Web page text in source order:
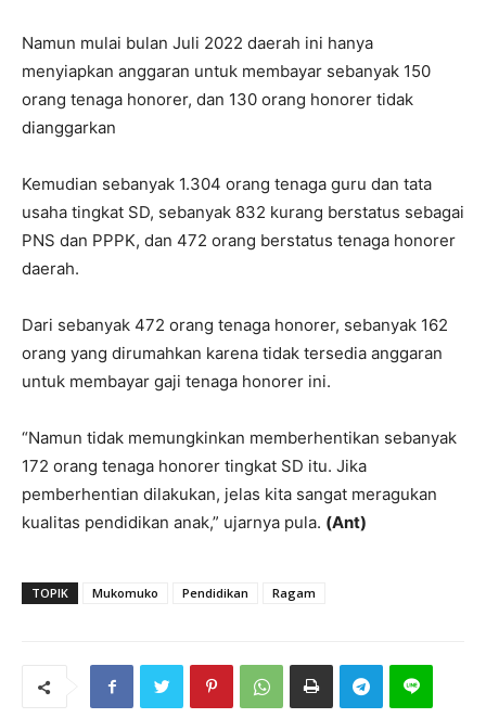
Namun mulai bulan Juli 2022 daerah ini hanya
menyiapkan anggaran untuk membayar sebanyak 150
orang tenaga honorer, dan 130 orang honorer tidak
dianggarkan
Kemudian sebanyak 1.304 orang tenaga guru dan tata
usaha tingkat SD, sebanyak 832 kurang berstatus sebagai
PNS dan PPPK, dan 472 orang berstatus tenaga honorer
daerah.
Dari sebanyak 472 orang tenaga honorer, sebanyak 162
orang yang dirumahkan karena tidak tersedia anggaran
untuk membayar gaji tenaga honorer ini.
“Namun tidak memungkinkan memberhentikan sebanyak
172 orang tenaga honorer tingkat SD itu. Jika
pemberhentian dilakukan, jelas kita sangat meragukan
kualitas pendidikan anak,” ujarnya pula. (Ant)
TOPIK Mukomuko Pendidikan Ragam